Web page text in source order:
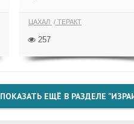
ЦАХАЛ ТЕРАКТ
257
ПОКАЗАТЬ ЕЩЁ В РАЗДЕЛЕ